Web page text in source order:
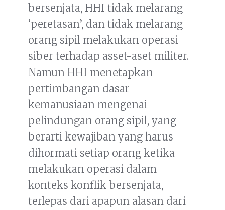
bersenjata, HHI tidak melarang
‘peretasan’, dan tidak melarang
orang sipil melakukan operasi
siber terhadap asset-aset militer.
Namun HHI menetapkan
pertimbangan dasar
kemanusiaan mengenai
pelindungan orang sipil, yang
berarti kewajiban yang harus
dihormati setiap orang ketika
melakukan operasi dalam
konteks konflik bersenjata,
terlepas dari apapun alasan dari